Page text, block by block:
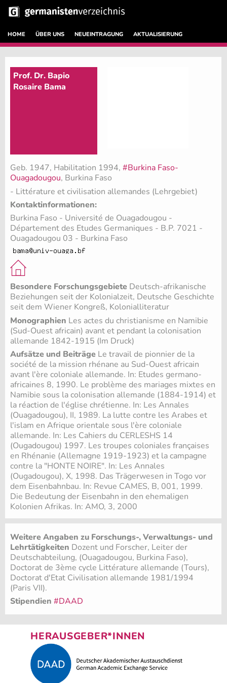
HOME ÜBER UNS NEUEINTRAGUNG AKTUALISIERUNG
Prof. Dr. Bapio
Rosaire Bama
Geb. 1947, Habilitation 1994, #Burkina Faso-
Ouagadougou, Burkina Faso
- Littérature et civilisation allemandes (Lehrgebiet)
Kontaktinformationen:
Burkina Faso - Université de Ouagadougou -
Département des Etudes Germaniques - B.P. 7021 -
Ouagadougou 03 - Burkina Faso
Besondere Forschungsgebiete Deutsch-afrikanische
Beziehungen seit der Kolonialzeit, Deutsche Geschichte
seit dem Wiener Kongreß, Kolonialliteratur
Monographien Les actes du christianisme en Namibie
(Sud-Ouest africain) avant et pendant la colonisation
allemande 1842-1915 (Im Druck)
Aufsätze und Beiträge Le travail de pionnier de la
société de la mission rhénane au Sud-Ouest africain
avant l'ère coloniale allemande. In: Etudes germano-
africaines 8, 1990. Le problème des mariages mixtes en
Namibie sous la colonisation allemande (1884-1914) et
la réaction de l'église chrétienne. In: Les Annales
(Ouagadougou), II, 1989. La lutte contre les Arabes et
l'islam en Afrique orientale sous l'ère coloniale
allemande. In: Les Cahiers du CERLESHS 14
(Ougadougou) 1997. Les troupes coloniales françaises
en Rhénanie (Allemagne 1919-1923) et la campagne
contre la "HONTE NOIRE". In: Les Annales
(Ougadougou), X, 1998. Das Trägerwesen in Togo vor
dem Eisenbahnbau. In: Revue CAMES, B, 001, 1999.
Die Bedeutung der Eisenbahn in den ehemaligen
Kolonien Afrikas. In: AMO, 3, 2000
Weitere Angaben zu Forschungs-, Verwaltungs- und
Lehrtätigkeiten Dozent und Forscher, Leiter der
Deutschabteilung, (Ouagadougou, Burkina Faso),
Doctorat de 3ème cycle Littérature allemande (Tours),
Doctorat d'Etat Civilisation allemande 1981/1994
(Paris VII).
Stipendien #DAAD
HERAUSGEBER*INNEN